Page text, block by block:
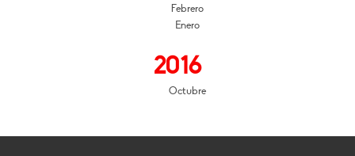
Febrero
Enero
2016
Octubre